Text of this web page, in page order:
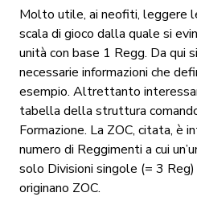
Molto utile, ai neofiti, leggere
scala di gioco dalla quale si
unità con base 1 Regg. Da qui
necessarie informazioni che
esempio. Altrettanto
tabella della struttura
Formazione. La ZOC, citata, è
numero di Reggimenti a cui
solo Divisioni singole (= 3
originano ZOC.